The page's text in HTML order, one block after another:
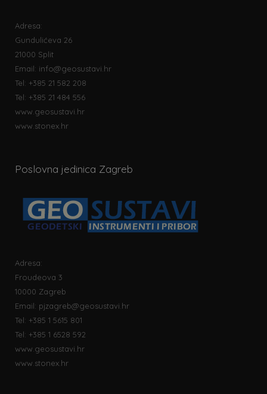
Adresa:
Gundulićeva 26
21000 Split
Email: info@geosustavi.hr
Tel: +385 21 582 208
Tel: +385 21 484 556
www.geosustavi.hr
www.stonex.hr
Poslovna jedinica Zagreb
Adresa:
Froudeova 3
10000 Zagreb
Email: pjzagreb@geosustavi.hr
Tel: +385 1 5615 801
Tel: +385 1 6528 592
www.geosustavi.hr
www.stonex.hr